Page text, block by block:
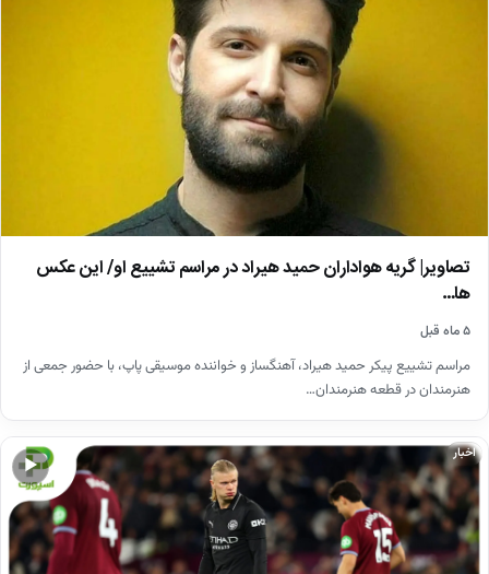
تصاویر| گریه هواداران حمید هیراد در مراسم تشییع او/ این عکس
ها…
۵ ماه قبل
مراسم تشییع پیکر حمید هیراد، آهنگساز و خواننده موسیقی پاپ، با حضور جمعی از
هنرمندان در قطعه هنرمندان…
▶
اخبار